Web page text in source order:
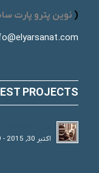
( نوین پترو پارت
PROJECTS
اکتبر 30, 2015 - 5:09 ب.ظ